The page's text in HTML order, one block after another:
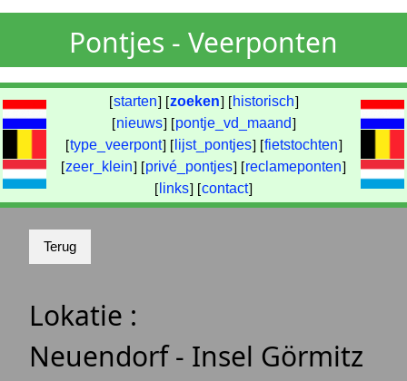
Pontjes - Veerponten
[starten] [zoeken] [ historisch]
[nieuws] [pontje_vd_maand]
[type_veerpont] [ lijst_pontjes] [fietstochten]
[zeer_klein] [privé_pontjes] [reclameponten]
[ links] [contact]
Lokatie :
Neuendorf - Insel Görmitz